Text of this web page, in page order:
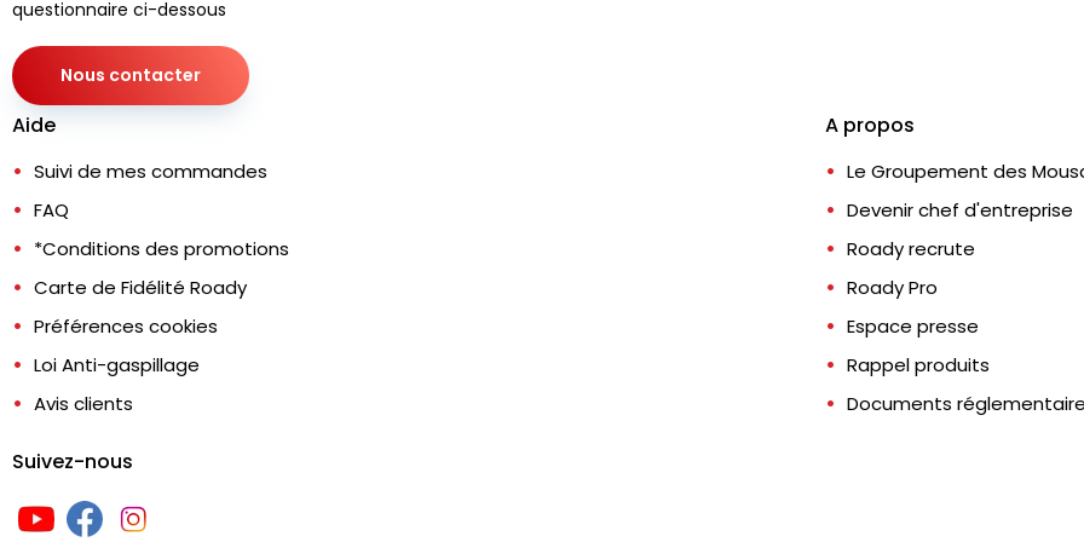
questionnaire ci-dessous
Nous contacter
Aide
Suivi de mes commandes
FAQ
*Conditions des promotions
Carte de Fidélité Roady
Préférences cookies
Loi Anti-gaspillage
Avis clients
A propos
Le Groupement des
Devenir chef d'entreprise
Roady recrute
Roady Pro
Espace presse
Rappel produits
Documents
Suivez-nous